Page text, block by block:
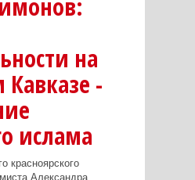
на
-
ислама
красноярского
Александра